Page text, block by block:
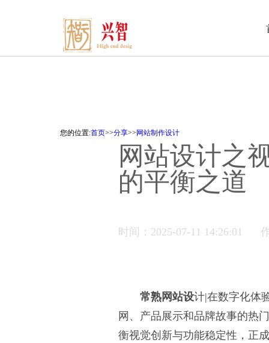
您的位置:首页>>分享>> 网站制作设计
网站设计之
的平衡之道
时间：2025-07-11 14:26:01
常熟网站设计|在数字化体
网、产品展示和品牌故事的热
衡视觉创新与功能稳定性，正